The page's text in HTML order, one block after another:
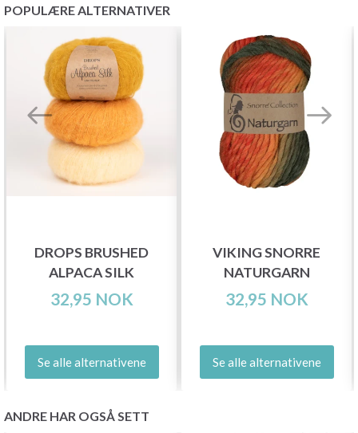
POPULÆRE ALTERNATIVER
DROPS BRUSHED
ALPACA SILK
32,95 NOK
Se alle alternativene
VIKING SNORRE
NATURGARN
32,95 NOK
Se alle alternativene
ANDRE HAR OGSÅ SETT